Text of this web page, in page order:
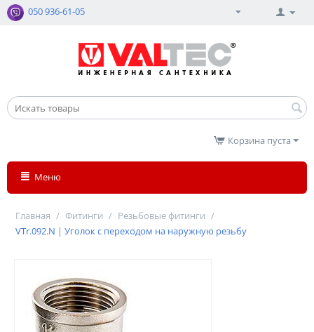
050 936-61-05
Корзина пуста
Меню
Главная / Фитинги / Резьбовые фитинги /
VTr.092.N | Уголок с переходом на наружную резьбу